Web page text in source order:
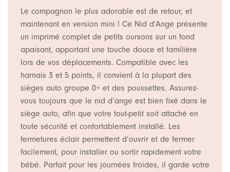
Le compagnon le plus adorable est de retour, et
maintenant en version mini ! Ce Nid d’Ange présente
un imprimé complet de petits oursons sur un fond
apaisant, apportant une touche douce et familière
lors de vos déplacements. Compatible avec les
harnais 3 et 5 points, il convient à la plupart des
sièges auto groupe 0+ et des poussettes. Assurez-
vous toujours que le nid d’ange est bien fixé dans le
siège auto, afin que votre tout-petit soit attaché en
toute sécurité et confortablement installé. Les
fermetures éclair permettent d’ouvrir et de fermer
facilement, pour installer ou sortir rapidement votre
bébé. Parfait pour les journées froides, il garde votre